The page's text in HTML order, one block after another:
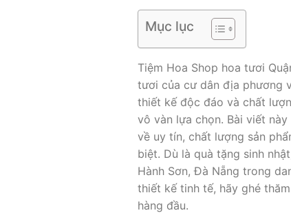
Mục lục
Tiệm Hoa Shop hoa tươi
tươi của cư dân địa phương
thiết kế độc đáo và chất
vô vàn lựa chọn. Bài viết
về uy tín, chất lượng sản
biệt. Dù là quà tặng sinh
Hành Sơn, Đà Nẵng trong
thiết kế tinh tế, hãy ghé thăm
hàng đầu.